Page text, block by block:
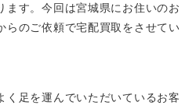
ます。今回は宮城県にお住いのお
らのご依頼で宅配買取をさせてい
く足を運んでいただいているお客